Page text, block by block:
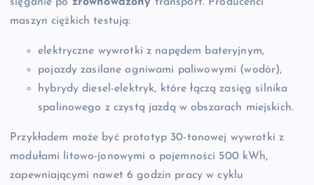
maszyn ciężkich testują:
elektryczne wywrotki z napędem bateryjnym,
pojazdy zasilane ogniwami paliwowymi (wodór),
hybrydy diesel-elektryk, które łączą zasięg silnika
spalinowego z czystą jazdą w obszarach miejskich.
Przykładem może być prototyp 30-tonowej wywrotki z
modułami litowo-jonowymi o pojemności 500 kWh,
zapewniającymi nawet 6 godzin pracy w cyklu